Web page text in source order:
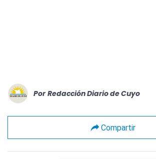
Por Redacción Diario de Cuyo
Compartir